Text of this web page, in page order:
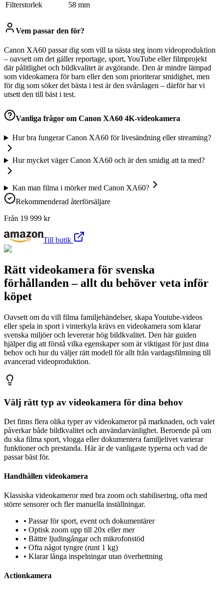
Filterstorlek
58 mm
Vem passar den för?
Canon XA60 passar dig som vill ta nästa steg inom videoproduktion
– oavsett om det gäller reportage, sport, YouTube eller filmprojekt
där pålitlighet och bildkvalitet är avgörande. Den är mindre lämpad
som videokamera för barn eller den som prioriterar smidighet, men
för dig som söker det bästa i test är den svårslagen – därför har vi
utsett den till bäst i test.
Vanliga frågor om Canon XA60 4K-videokamera
Hur bra fungerar Canon XA60 för livesändning eller streaming?
Hur mycket väger Canon XA60 och är den smidig att ta med?
Kan man filma i mörker med Canon XA60?
Rekommenderad återförsäljare
Från 19 999 kr
Till butik
Rätt videokamera för svenska
förhållanden – allt du behöver veta inför
köpet
Oavsett om du vill filma familjehändelser, skapa Youtube-videos
eller spela in sport i vinterkyla krävs en videokamera som klarar
svenska miljöer och levererar hög bildkvalitet. Den här guiden
hjälper dig att förstå vilka egenskaper som är viktigast för just dina
behov och hur du väljer rätt modell för allt från vardagsfilmning till
avancerad videoproduktion.
Välj rätt typ av videokamera för dina behov
Det finns flera olika typer av videokameror på marknaden, och valet
påverkar både bildkvalitet och användarvänlighet. Beroende på om
du ska filma sport, vlogga eller dokumentera familjelivet varierar
funktioner och prestanda. Här är de vanligaste typerna och vad de
passar bäst för.
Handhållen videokamera
Klassiska videokameror med bra zoom och stabilisering, ofta med
större sensorer och fler manuella inställningar.
• Passar för sport, event och dokumentärer
• Optisk zoom upp till 20x eller mer
• Bättre ljudingångar och mikrofonstöd
• Ofta något tyngre (runt 1 kg)
• Klarar långa inspelningar utan överhettning
Actionkamera